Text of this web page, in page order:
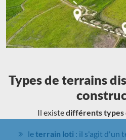
Types de terrains
Il existedifférents types
leterrain loti : il s'agit d'un